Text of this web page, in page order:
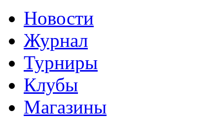
Новости
Журнал
Турниры
Клубы
Магазины